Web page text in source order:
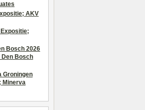
AKV
Bosch 2026
Den Bosch
Groningen
Minerva